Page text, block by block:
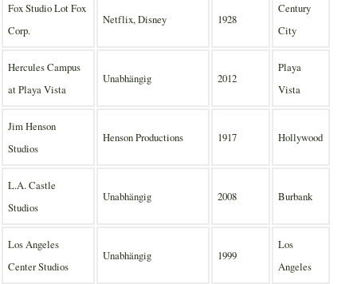
Fox Studio Lot Fox
Corp.
Netflix, Disney 1928
Century
City
Hercules Campus
at Playa Vista
Unabhängig 2012
Playa
Vista
Jim Henson
Studios
Henson Productions 1917 Hollywood
L.A. Castle
Studios
Unabhängig 2008 Burbank
Los Angeles
Center Studios
Unabhängig 1999
Los
Angeles